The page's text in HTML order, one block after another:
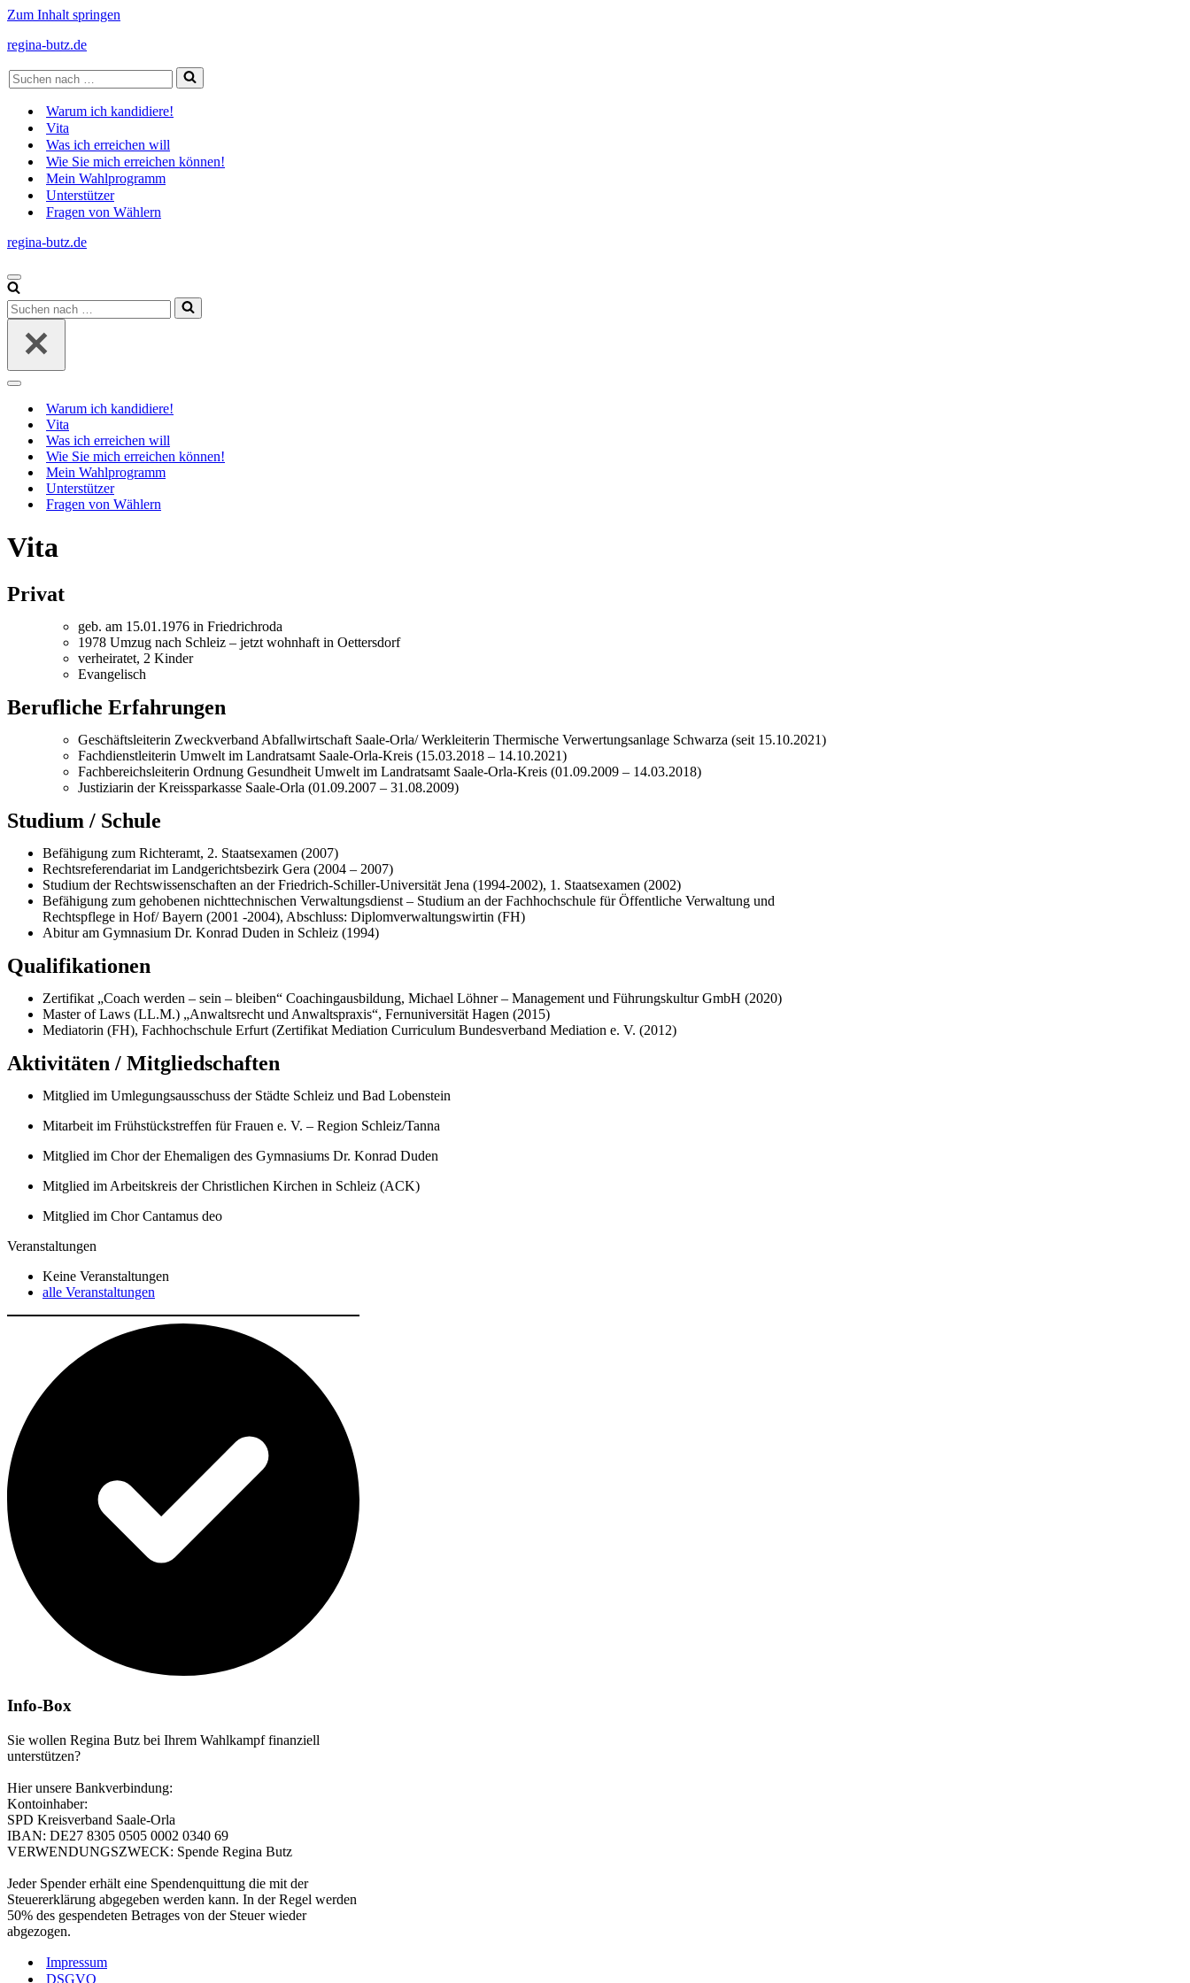
Zum Inhalt springen
regina-butz.de
Suchen
nach …
Warum ich kandidiere!
Vita
Was ich erreichen will
Wie Sie mich erreichen können!
Mein Wahlprogramm
Unterstützer
Fragen von Wählern
regina-butz.de
Navigations-
Menü
Suchen
nach …
Navigations-
Warum ich kandidiere!
Vita
Was ich erreichen will
Wie Sie mich erreichen können!
Mein Wahlprogramm
Unterstützer
Fragen von Wählern
Vita
Privat
geb. am 15.01.1976 in Friedrichroda
1978 Umzug nach Schleiz – jetzt wohnhaft in Oettersdorf
verheiratet, 2 Kinder
Evangelisch
Berufliche Erfahrungen
Geschäftsleiterin Zweckverband Abfallwirtschaft Saale-Orla/ Werkleiterin Thermische Verwertungsanlage Schwarza (seit 15.10.2021)
Fachdienstleiterin Umwelt im Landratsamt Saale-Orla-Kreis (15.03.2018 – 14.10.2021)
Fachbereichsleiterin Ordnung Gesundheit Umwelt im Landratsamt Saale-Orla-Kreis (01.09.2009 – 14.03.2018)
Justiziarin der Kreissparkasse Saale-Orla (01.09.2007 – 31.08.2009)
Studium / Schule
Befähigung zum Richteramt, 2. Staatsexamen (2007)
Rechtsreferendariat im Landgerichtsbezirk Gera (2004 – 2007)
Studium der Rechtswissenschaften an der Friedrich-Schiller-Universität Jena (1994-2002), 1. Staatsexamen (2002)
Befähigung zum gehobenen nichttechnischen Verwaltungsdienst – Studium an der Fachhochschule für Öffentliche Verwaltung und
Rechtspflege in Hof/ Bayern (2001 -2004), Abschluss: Diplomverwaltungswirtin (FH)
Abitur am Gymnasium Dr. Konrad Duden in Schleiz (1994)
Qualifikationen
Zertifikat „Coach werden – sein – bleiben“ Coachingausbildung, Michael Löhner – Management und Führungskultur GmbH (2020)
Master of Laws (LL.M.) „Anwaltsrecht und Anwaltspraxis“, Fernuniversität Hagen (2015)
Mediatorin (FH), Fachhochschule Erfurt (Zertifikat Mediation Curriculum Bundesverband Mediation e. V. (2012)
Aktivitäten / Mitgliedschaften
Mitglied im Umlegungsausschuss der Städte Schleiz und Bad Lobenstein
Mitarbeit im Frühstückstreffen für Frauen e. V. – Region Schleiz/Tanna
Mitglied im Chor der Ehemaligen des Gymnasiums Dr. Konrad Duden
Mitglied im Arbeitskreis der Christlichen Kirchen in Schleiz (ACK)
Mitglied im Chor Cantamus deo
Veranstaltungen
Keine Veranstaltungen
alle Veranstaltungen
Info-Box
Sie wollen Regina Butz bei Ihrem Wahlkampf finanziell
unterstützen?
Hier unsere Bankverbindung:
Kontoinhaber:
SPD Kreisverband Saale-Orla
IBAN: DE27 8305 0505 0002 0340 69
VERWENDUNGSZWECK: Spende Regina Butz
Jeder Spender erhält eine Spendenquittung die mit der
Steuererklärung abgegeben werden kann. In der Regel werden
50% des gespendeten Betrages von der Steuer wieder
abgezogen.
Impressum
DSGVO